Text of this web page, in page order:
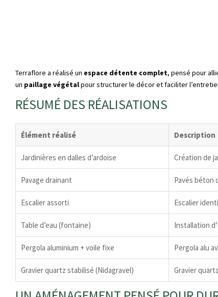
Terraflore a réalisé un espace détente complet, pensé pour
un paillage végétalpour structurer le décor et faciliter
RÉSUMÉ DES RÉALISATIONS
Élément réalisé Description
Jardinières en dalles d’ardoise Création de
Pavage drainant Pavés béton
Escalier assorti Escalier
Table d’eau (fontaine) Installation
Pergola aluminium + voile fixe Pergola alu
Gravier quartz stabilisé (Nidagravel) Gravier